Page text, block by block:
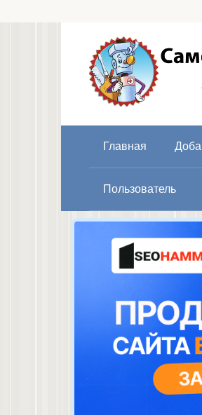
Главная
Пользователь